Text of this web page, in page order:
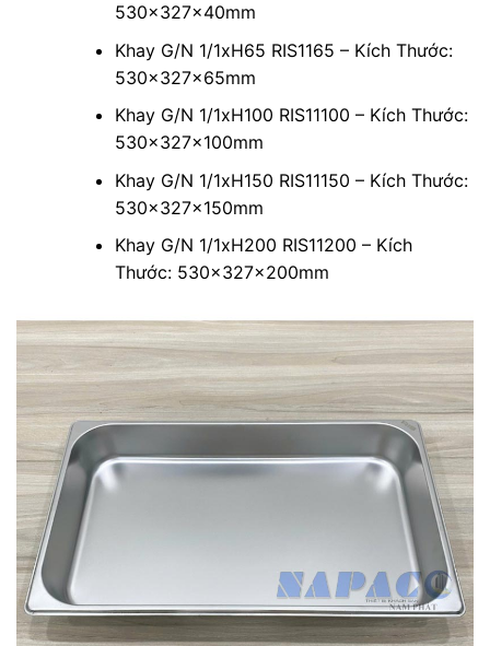
530x327x40mm
Khay G/N 1/1xH65 RIS1165 – Kích Thước:
530x327x65mm
Khay G/N 1/1xH100 RIS11100 – Kích Thước:
530x327x100mm
Khay G/N 1/1xH150 RIS11150 – Kích Thước:
530x327x150mm
Khay G/N 1/1xH200 RIS11200 – Kích
Thước: 530x327x200mm